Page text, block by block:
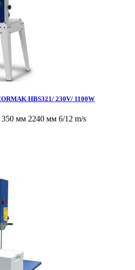
HBS321/ 230V/ 1100W
мм 2240 мм 6/12 m/s